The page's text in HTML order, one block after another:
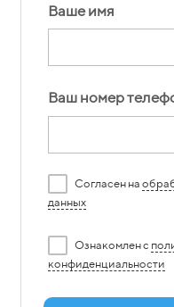
Ваше имя
Ваш номер
Согласен на
данных
Ознакомлен с
конфиденциальности